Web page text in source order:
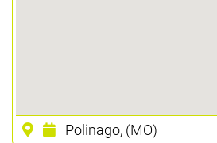
Polinago, (MO)